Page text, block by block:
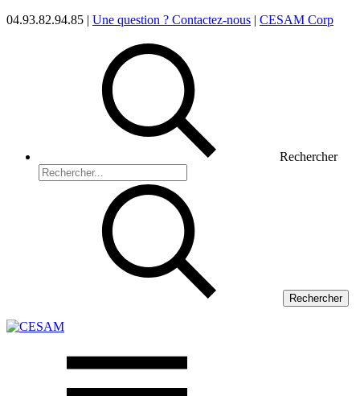
04.93.82.94.85 | Une question ? Contactez-nous | CESAM Corp
Rechercher
Rechercher